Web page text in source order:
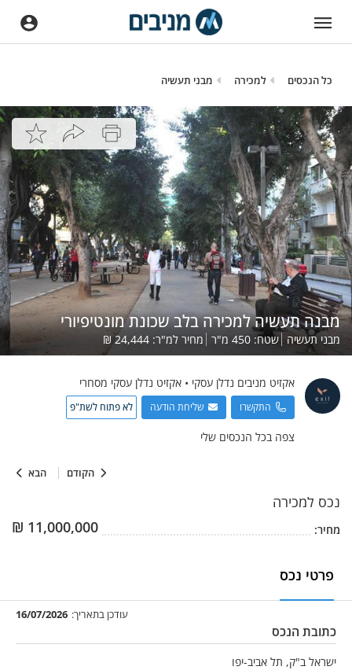
כל הנכסים למכירה מבני תעשיה
הקודם הבא
מבנה תעשיה למכירה בלב שכונת מונטיפיורי
מבני תעשיה שטח: 450 מ"ר מחיר למ"ר: 24,444
₪
אקזיט מניבים נדלן עסקי • אקזיט נדלן עסקי מסחרי
התקשרו שליחת הודעה לא פתוח לשת"פ
צפה בכל הנכסים שלי
נכס למכירה
מחיר: 11,000,000
₪
פרטי נכס
עודכן בתאריך: 16/07/2026
כתובת הנכס
ישראל ב"ק, תל אביב-יפו